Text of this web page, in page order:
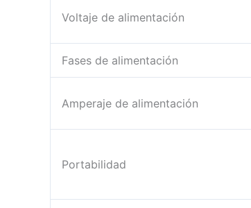
Voltaje de alimentación
Fases de alimentación
Amperaje de alimentación
Portabilidad